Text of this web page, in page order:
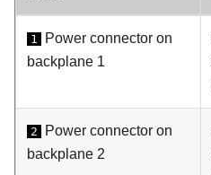
1
Power connector on
backplane 1
2
Power connector on
backplane 2